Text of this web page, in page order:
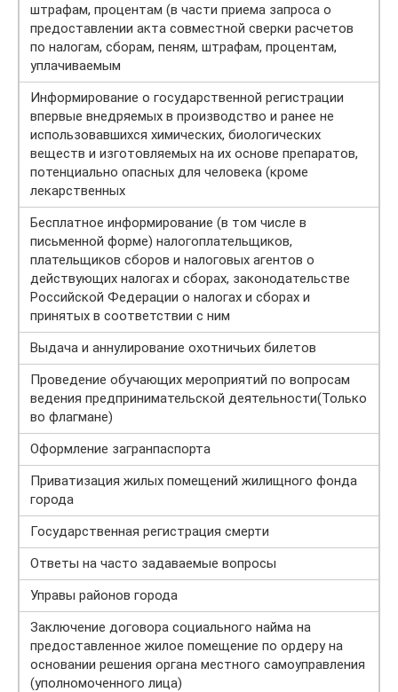
штрафам, процентам (в части приема запроса о
предоставлении акта совместной сверки расчетов
по налогам, сборам, пеням, штрафам, процентам,
уплачиваемым
Информирование о государственной регистрации
впервые внедряемых в производство и ранее не
использовавшихся химических, биологических
веществ и изготовляемых на их основе препаратов,
потенциально опасных для человека (кроме
лекарственных
Бесплатное информирование (в том числе в
письменной форме) налогоплательщиков,
плательщиков сборов и налоговых агентов о
действующих налогах и сборах, законодательстве
Российской Федерации о налогах и сборах и
принятых в соответствии с ним
Выдача и аннулирование охотничьих билетов
Проведение обучающих мероприятий по вопросам
ведения предпринимательской деятельности(Только
во флагмане)
Оформление загранпаспорта
Приватизация жилых помещений жилищного фонда
города
Государственная регистрация смерти
Ответы на часто задаваемые вопросы
Управы районов города
Заключение договора социального найма на
предоставленное жилое помещение по ордеру на
основании решения органа местного самоуправления
(уполномоченного лица)